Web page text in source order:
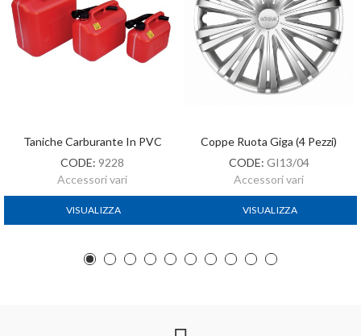
Taniche Carburante In PVC
CODE: 9228
Accessori vari
VISUALIZZA
Coppe Ruota Giga (4 Pezzi)
CODE: GI13/04
Accessori vari
VISUALIZZA